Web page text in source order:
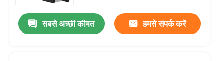
सबसे अच्छी कीमत हमसे संपर्क करें